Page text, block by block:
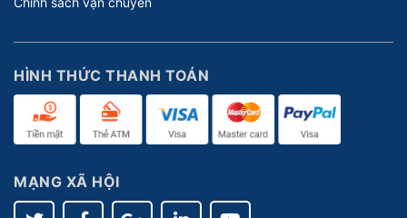
HÌNH THỨC THANH TOÁN
MẠNG XÃ HỘI